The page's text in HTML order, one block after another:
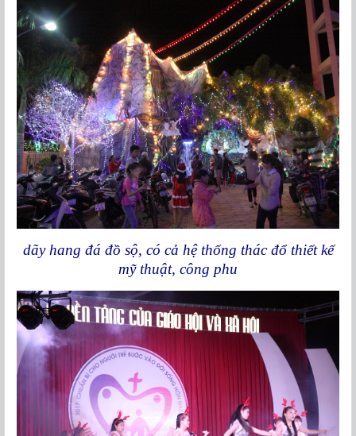
dãy hang đá đồ sộ, có cả hệ thống thác đổ thiết kế
mỹ thuật, công phu